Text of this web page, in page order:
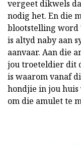
vergeet dikwels
nodig het. En die
blootstelling word
is altyd naby aan
aanvaar. Aan die
jou troeteldier dit
is waarom vanaf
hondjie in jou
om die amulet te